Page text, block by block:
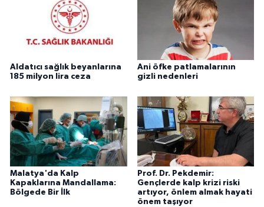
Aldatıcı sağlık beyanlarına
185 milyon lira ceza
Ani öfke patlamalarının
gizli nedenleri
Malatya'da Kalp
Kapaklarına Mandallama:
Bölgede Bir İlk
Prof. Dr. Pekdemir:
Gençlerde kalp krizi riski
artıyor, önlem almak hayati
önem taşıyor